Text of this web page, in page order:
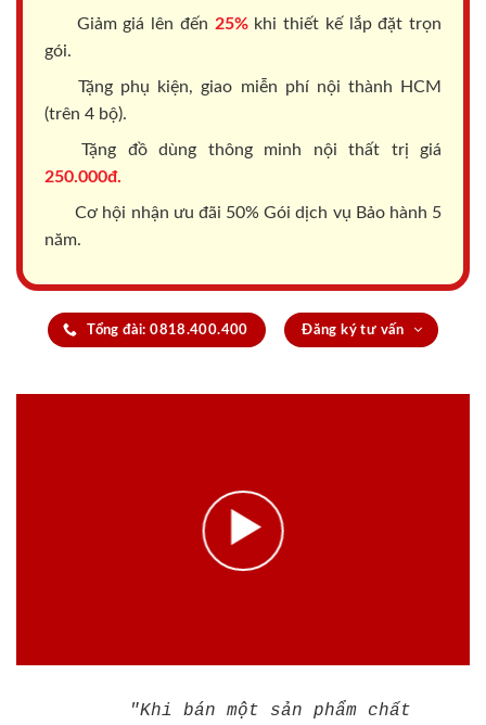
Giảm giá lên đến 25%khi thiết kế lắp đặt trọn
gói.
Tặng phụ kiện, giao miễn phí nội thành HCM
(trên 4 bộ).
Tặng đồ dùng thông minh nội thất trị giá
250.000đ.
Cơ hội nhận ưu đãi 50% Gói dịch vụ Bảo hành 5
năm.
Tổng đài: 0818.400.400 Đăng ký tư vấn
"Khi bán một sản phẩm chất